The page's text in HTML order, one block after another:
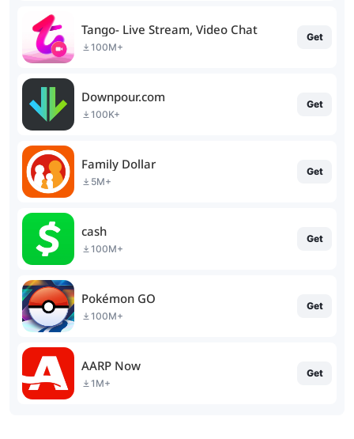
Tango- Live Stream, Video Chat
100M+
Get
Downpour.com
100K+
Get
Family Dollar
5M+
Get
cash
100M+
Get
Pokémon GO
100M+
Get
AARP Now
1M+
Get